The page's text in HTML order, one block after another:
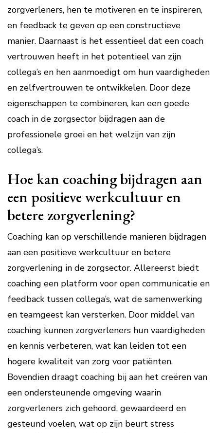
zorgverleners, hen te motiveren en te inspireren,
en feedback te geven op een constructieve
manier. Daarnaast is het essentieel dat een coach
vertrouwen heeft in het potentieel van zijn
collega’s en hen aanmoedigt om hun vaardigheden
en zelfvertrouwen te ontwikkelen. Door deze
eigenschappen te combineren, kan een goede
coach in de zorgsector bijdragen aan de
professionele groei en het welzijn van zijn
collega’s.
Hoe kan coaching bijdragen aan
een positieve werkcultuur en
betere zorgverlening?
Coaching kan op verschillende manieren bijdragen
aan een positieve werkcultuur en betere
zorgverlening in de zorgsector. Allereerst biedt
coaching een platform voor open communicatie en
feedback tussen collega’s, wat de samenwerking
en teamgeest kan versterken. Door middel van
coaching kunnen zorgverleners hun vaardigheden
en kennis verbeteren, wat kan leiden tot een
hogere kwaliteit van zorg voor patiënten.
Bovendien draagt coaching bij aan het creëren van
een ondersteunende omgeving waarin
zorgverleners zich gehoord, gewaardeerd en
gesteund voelen, wat op zijn beurt stress